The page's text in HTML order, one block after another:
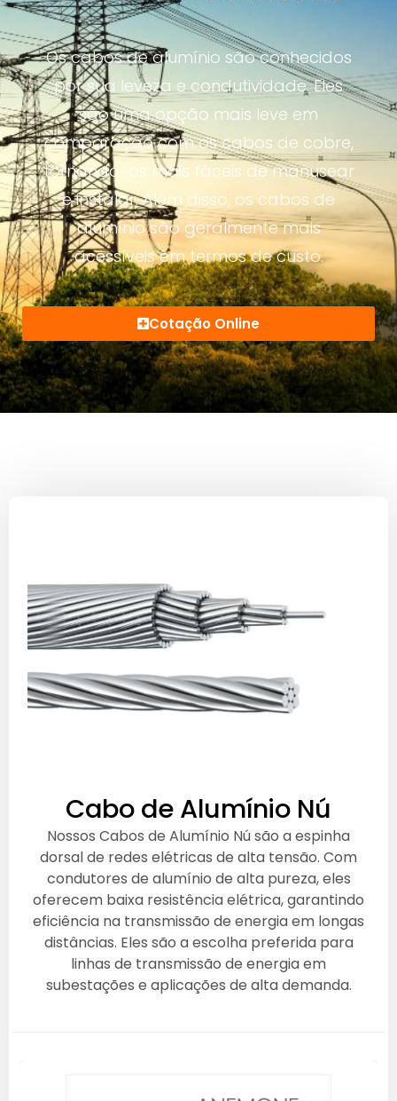
Os cabos de alumínio são conhecidos
por sua leveza e condutividade. Eles
são uma opção mais leve em
comparação com os cabos de cobre,
tornando-os mais fáceis de manusear
e instalar. Além disso, os cabos de
alumínio são geralmente mais
acessíveis em termos de custo.
Cotação Online
Cabo de Alumínio Nú
Nossos Cabos de Alumínio Nú são a espinha
dorsal de redes elétricas de alta tensão. Com
condutores de alumínio de alta pureza, eles
oferecem baixa resistência elétrica, garantindo
eficiência na transmissão de energia em longas
distâncias. Eles são a escolha preferida para
linhas de transmissão de energia em
subestações e aplicações de alta demanda.